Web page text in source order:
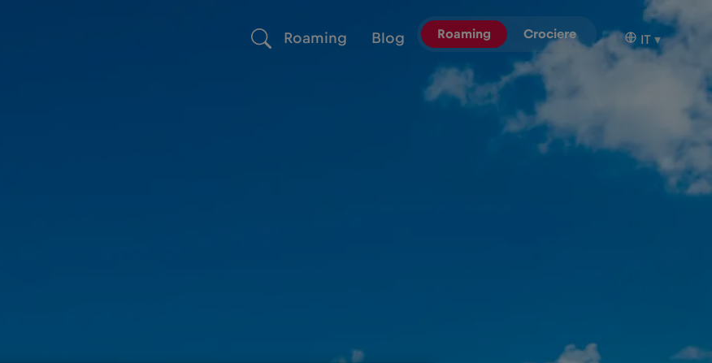
Roaming Blog Roaming Crociere IT ▾